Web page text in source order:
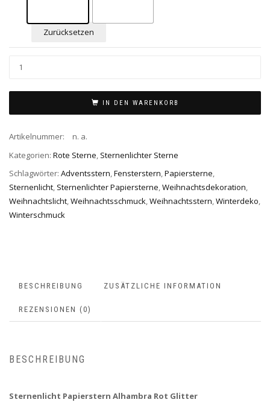
Zurücksetzen
IN DEN WARENKORB
Artikelnummer:
n. a.
Kategorien: Rote Sterne, Sternenlichter Sterne
Schlagwörter: Adventsstern,Fensterstern,Papiersterne,
Sternenlicht, Sternenlichter Papiersterne,Weihnachtsdekoration,
Weihnachtslicht,Weihnachtsschmuck,Weihnachtsstern,Winterdeko,
Winterschmuck
BESCHREIBUNG ZUSÄTZLICHE INFORMATION
REZENSIONEN (0)
BESCHREIBUNG
Sternenlicht Papierstern Alhambra Rot Glitter